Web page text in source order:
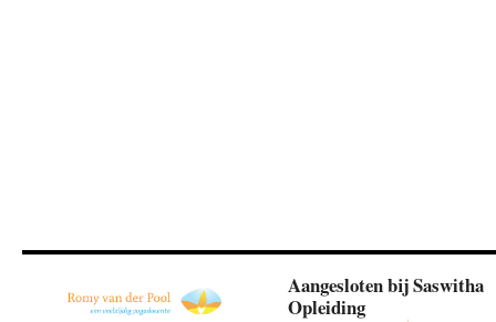
Aangesloten bij Saswitha
Opleiding